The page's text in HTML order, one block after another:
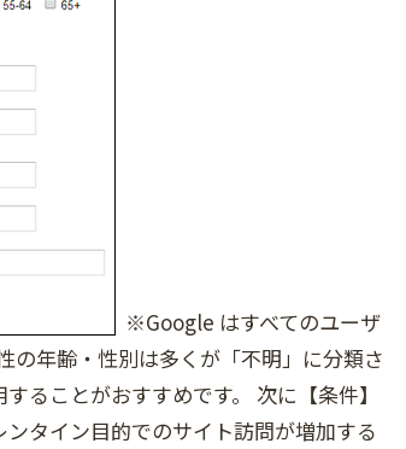
※Google はすべてのユーザ
の年齢・性別は多くが「不明」に分類さ
ることがおすすめです。 次に【条件】
タイン目的でのサイト訪問が増加する